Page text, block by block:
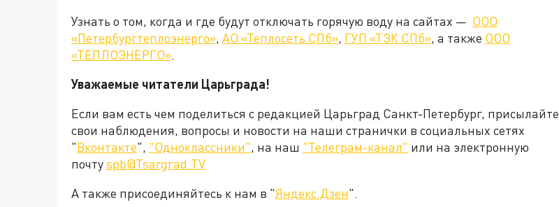
Узнать о том, когда и где будут отключать горячую воду на сайтах — ООО
«Петербургтеплоэнерго», АО «Теплосеть СПб», ГУП «ТЭК СПб», а также ООО
«ТЕПЛОЭНЕРГО».
Уважаемые читатели Царьграда!
Если вам есть чем поделиться с редакцией Царьград Санкт-Петербург, присылайте
свои наблюдения, вопросы и новости на наши странички в социальных сетях
"Вконтакте", "Одноклассники", на наш "Телеграм-канал" или на электронную
почтуspb@Tsargrad.TV
А также присоединяйтесь к нам в "Яндекс.Дзен".